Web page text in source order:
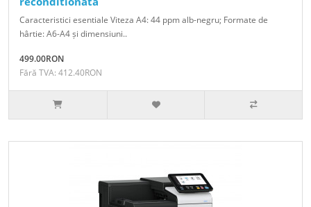
Caracteristici esentiale Viteza A4: 44 ppm alb-negru; Formate de
hârtie: A6-A4 și dimensiuni..
499.00RON
Fără TVA: 412.40RON